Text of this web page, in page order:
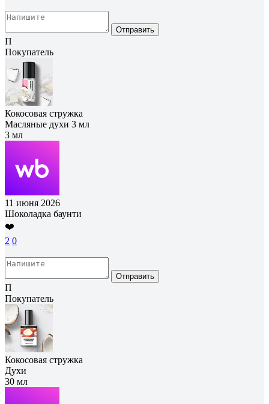
Отправить
П
Покупатель
Кокосовая стружка
Масляные духи 3 мл
3 мл
11 июня 2026
Шоколадка баунти
❤️
2 0
Отправить
П
Покупатель
Кокосовая стружка
Духи
30 мл